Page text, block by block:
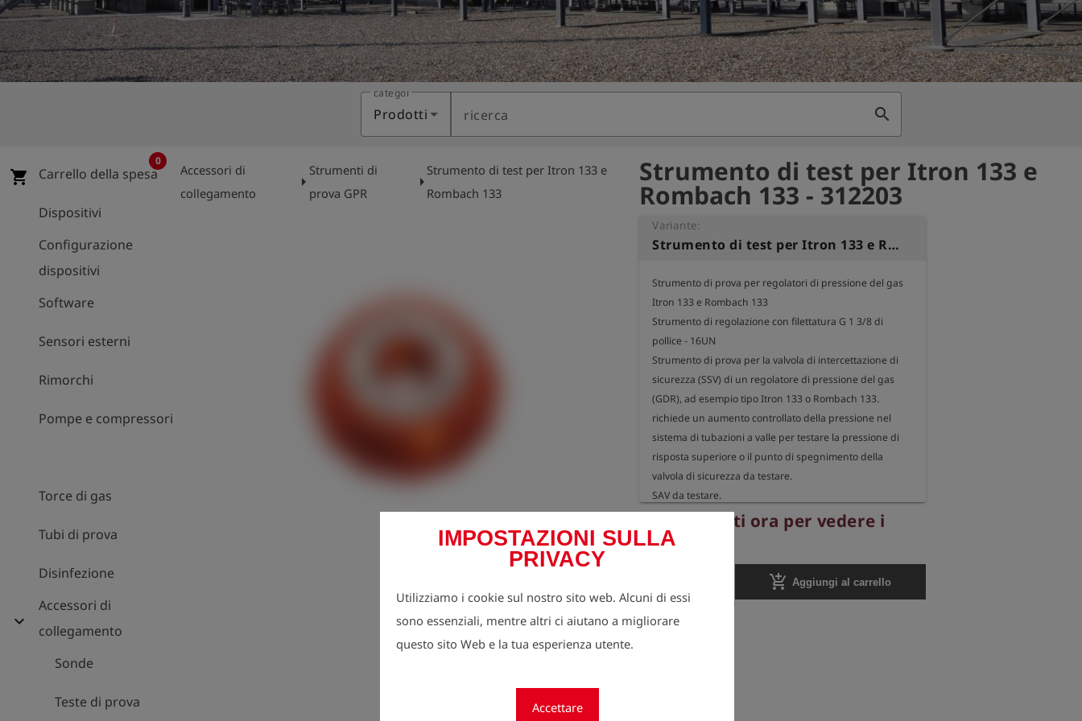
IMPOSTAZIONI SULLA
PRIVACY
Utilizziamo i cookie sul nostro sito web. Alcuni di essi
sono essenziali, mentre altri ci aiutano a migliorare
questo sito Web e la tua esperienza utente.
Accettare
categoria
Prodotti ricerca search
shopping_cart Carrello della spesa
0
Dispositivi
Configurazione
dispositivi
Software
Sensori esterni
Rimorchi
Pompe e compressori
Torce di gas
Tubi di prova
Disinfezione
expand_more
Accessori di
collegamento
Sonde
Teste di prova
Accessori di
collegamento
arrow_right
Strumenti di
prova GPR
arrow_right
Strumento di test per Itron 133 e
Rombach 133
Strumento di test per Itron 133 e
Rombach 133 - 312203
Variante:
Strumento di test per Itron 133 e Rombach 133
Strumento di prova per regolatori di pressione del gas
Itron 133 e Rombach 133
Strumento di regolazione con filettatura G 1 3/8 di
pollice - 16UN
Strumento di prova per la valvola di intercettazione di
sicurezza (SSV) di un regolatore di pressione del gas
(GDR), ad esempio tipo Itron 133 o Rombach 133.
richiede un aumento controllato della pressione nel
sistema di tubazioni a valle per testare la pressione di
risposta superiore o il punto di spegnimento della
valvola di sicurezza da testare.
SAV da testare.
Materiale: alluminio
È necessaria anche una manopola di regolazione.
lock
Registrati ora per vedere i
prezzi.
add_shopping_cart Aggiungi al carrello